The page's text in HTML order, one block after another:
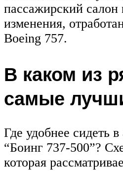
пассажирский салон
изменения,
Boeing 757.
В каком из
самые
Где удобнее сидеть
“Боинг 737-500”?
которая